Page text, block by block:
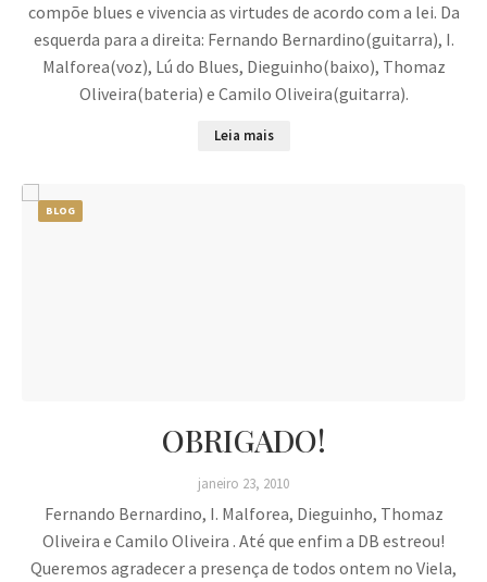
compõe blues e vivencia as virtudes de acordo com a lei. Da
esquerda para a direita: Fernando Bernardino(guitarra), I.
Malforea(voz), Lú do Blues, Dieguinho(baixo), Thomaz
Oliveira(bateria) e Camilo Oliveira(guitarra).
Leia mais
BLOG
OBRIGADO!
janeiro 23, 2010
Fernando Bernardino, I. Malforea, Dieguinho, Thomaz
Oliveira e Camilo Oliveira . Até que enfim a DB estreou!
Queremos agradecer a presença de todos ontem no Viela,